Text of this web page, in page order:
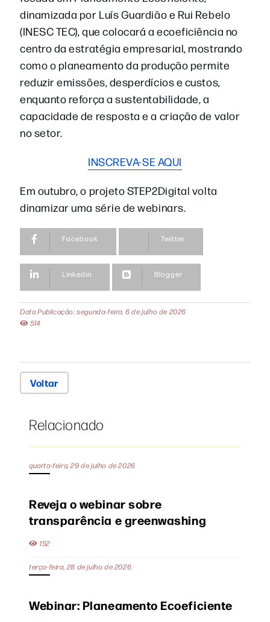
dinamizada por Luís Guardião e Rui Rebelo
(INESC TEC), que colocará a ecoeficiência no
centro da estratégia empresarial, mostrando
como o planeamento da produção permite
reduzir emissões, desperdícios e custos,
enquanto reforça a sustentabilidade, a
capacidade de resposta e a criação de valor
no setor.
INSCREVA-SE AQUI
Em outubro, o projeto STEP2Digital volta
dinamizar uma série de webinars.
Facebook Twitter
Linkedin Blogger
Data Publicação: segunda-feira, 6 de julho de 2026
514
Voltar
Relacionado
quarta-feira, 29 de julho de 2026
Reveja o webinar sobre
transparência e greenwashing
152
terça-feira, 28 de julho de 2026
Webinar: Planeamento Ecoeficiente